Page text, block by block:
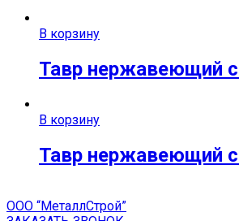
В корзину
Тавр нержавеющий
В корзину
Тавр нержавеющий
ООО “МеталлСтрой”